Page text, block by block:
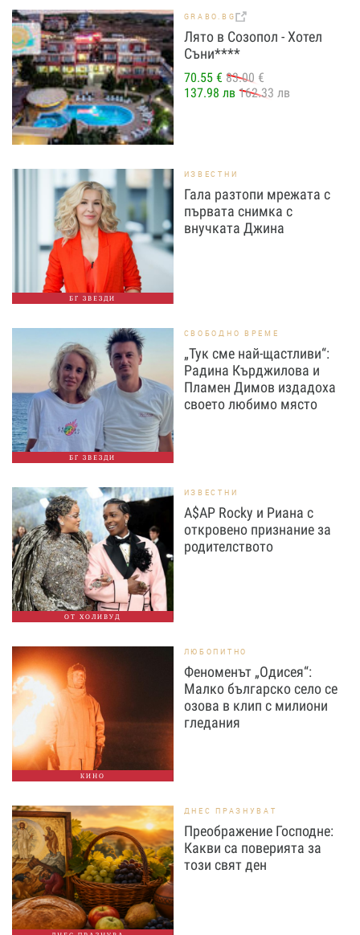
GRABO.BG
Лято в Созопол - Хотел
Съни****
70.55 € 83.00 €
137.98 лв 162.33 лв
БГ ЗВЕЗДИ
ИЗВЕСТНИ
Гала разтопи мрежата с
първата снимка с
внучката Джина
БГ ЗВЕЗДИ
СВОБОДНО ВРЕМЕ
„Тук сме най-щастливи“:
Радина Кърджилова и
Пламен Димов издадоха
своето любимо място
ОТ ХОЛИВУД
ИЗВЕСТНИ
A$AP Rocky и Риана с
откровено признание за
родителството
КИНО
ЛЮБОПИТНО
Феноменът „Одисея“:
Малко българско село се
озова в клип с милиони
гледания
ДНЕС ПРАЗНУВАТ
Преображение Господне:
Какви са поверията за
този свят ден